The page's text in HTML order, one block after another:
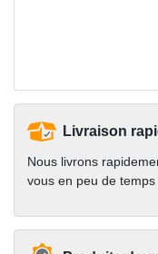
Livraison
Nous livrons
vous en peu de temps